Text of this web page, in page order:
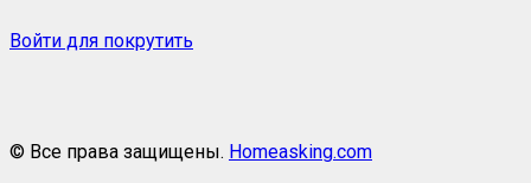
Войти для покрутить
© Все права защищены. Homeasking.com